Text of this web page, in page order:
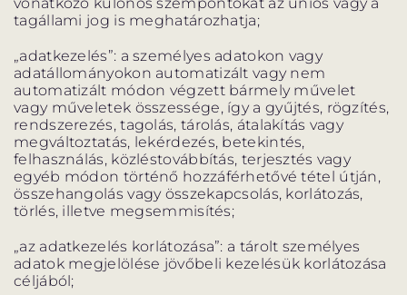
MENTOROK
ELŐADÁSOK
ELŐADÁSOK LISTÁJA
NAPTÁR
tagállami jog is meghatározhatja;
„adatkezelés”: a személyes adatokon vagy
adatállományokon automatizált vagy nem
automatizált módon végzett bármely művelet
vagy műveletek összessége, így a gyűjtés, rögzítés,
rendszerezés, tagolás, tárolás, átalakítás vagy
megváltoztatás, lekérdezés, betekintés,
felhasználás, közléstovábbítás, terjesztés vagy
egyéb módon történő hozzáférhetővé tétel útján,
összehangolás vagy összekapcsolás, korlátozás,
törlés, illetve megsemmisítés;
„az adatkezelés korlátozása”: a tárolt személyes
adatok megjelölése jövőbeli kezelésük korlátozása
céljából;